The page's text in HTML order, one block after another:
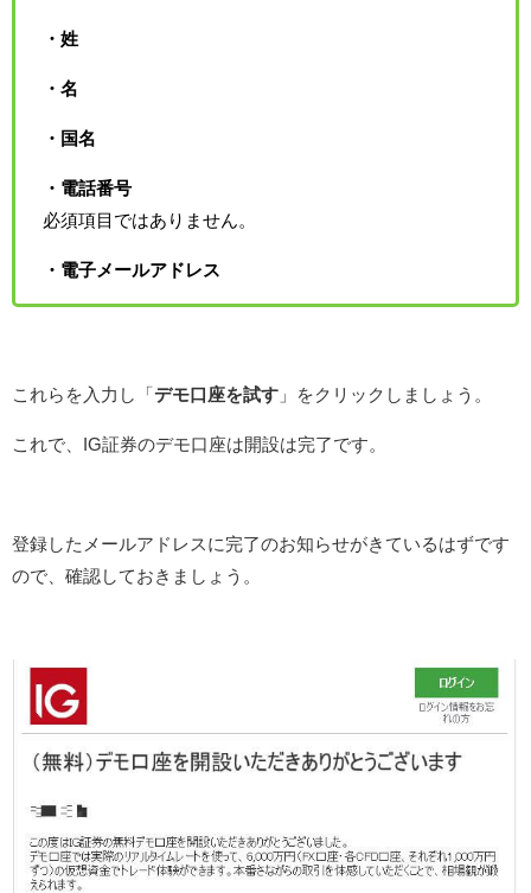
・姓
・名
・国名
・電話番号
必須項目ではありません。
・電子メールアドレス
これらを入力し「 デモ口座を試す 」をクリックしましょう。
これで、IG証券のデモ口座は開設は完了です。
登録したメールアドレスに完了のお知らせがきているはずです
ので、確認しておきましょう。